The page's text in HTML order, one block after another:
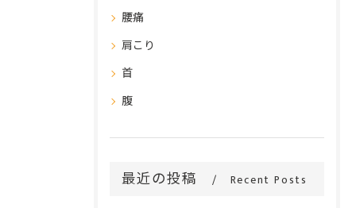
腰痛
肩こり
首
腹
最近の投稿 Recent Posts